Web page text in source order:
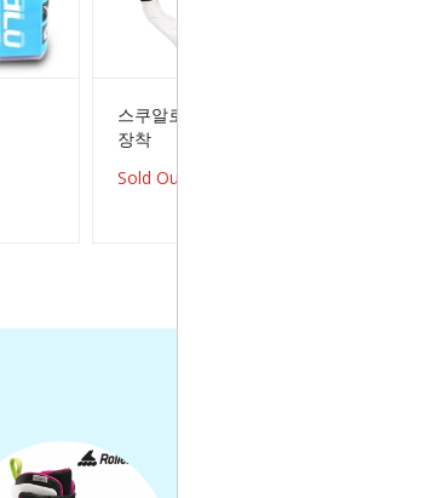
스쿠알로 센터스노쿨3 드라이탑
장착
Sold Out